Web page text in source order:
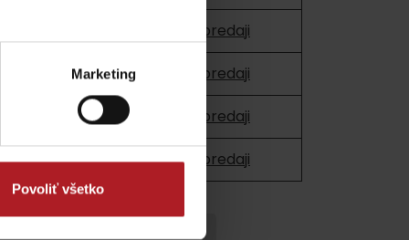
Marketing
Povoliť všetko
už v predaji
už v predaji
už v predaji
už v predaji